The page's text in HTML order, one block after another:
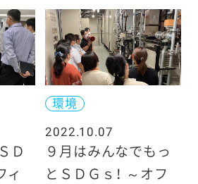
Ｄ
ィ
環境
2022.10.07
９月はみんなでもっ
とＳＤＧｓ！ ～オフ